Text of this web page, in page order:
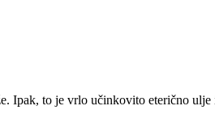
Ipak, to je vrlo učinkovito eterično